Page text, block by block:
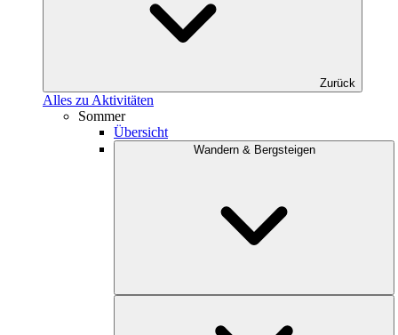
Zurück
Alles zu Aktivitäten
Sommer
Übersicht
Wandern & Bergsteigen